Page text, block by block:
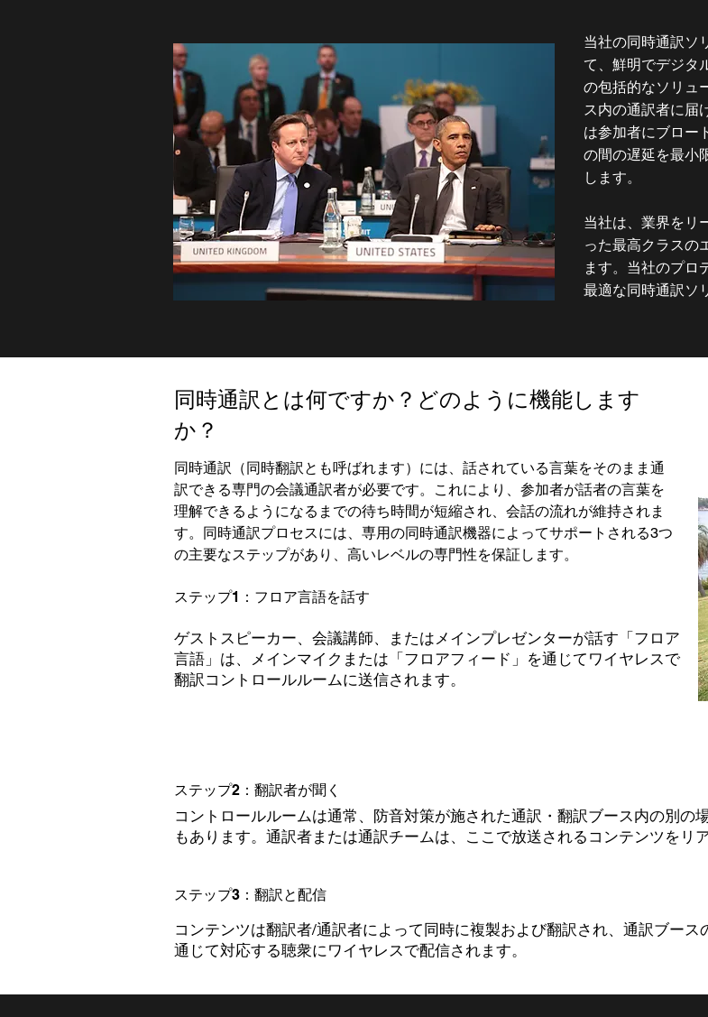
当社の同時通訳ソ
て、鮮明でデジタ
の包括的なソリュ
ス内の通訳者に届
は参加者にブロー
の間の遅延を最小
します。
当社は、業界をリ
った最高クラスの
ます。当社のプロ
最適な同時通訳ソ
同時通訳とは何ですか？どのように機能します
か？
同時通訳（同時翻訳とも呼ばれます）には、話されている言葉をそのまま通
訳できる専門の会議通訳者が必要です。これにより、参加者が話者の言葉を
理解できるようになるまでの待ち時間が短縮され、会話の流れが維持されま
す。同時通訳プロセスには、専用の同時通訳機器によってサポートされる3つ
の主要なステップがあり、高いレベルの専門性を保証します。
ステップ1：フロア言語を話す
ゲストスピーカー、会議講師、またはメインプレゼンターが話す「フロア
言語」は、メインマイクまたは「フロアフィード」を通じてワイヤレスで
翻訳コントロールルームに送信されます。
ステップ2：翻訳者が聞く
コントロールルームは通常、防音対策が施された通訳・翻訳ブース内の別の
もあります。通訳者または通訳チームは、ここで放送されるコンテンツをリ
ステップ3：翻訳と配信
コンテンツは翻訳者/通訳者によって同時に複製および翻訳され、通訳ブー
通じて対応する聴衆にワイヤレスで配信されます。